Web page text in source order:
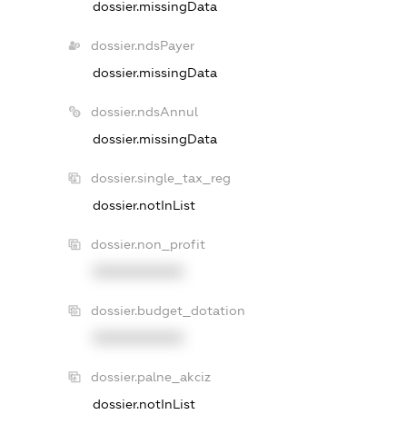
dossier.missingData
dossier.ndsPayer
dossier.missingData
dossier.ndsAnnul
dossier.missingData
dossier.single_tax_reg
dossier.notInList
dossier.non_profit
dossier.budget_dotation
dossier.palne_akciz
dossier.notInList